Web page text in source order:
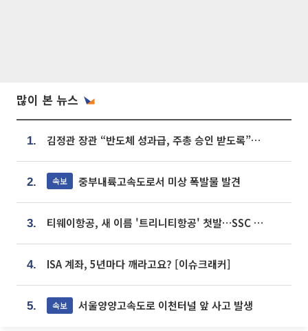
많이 본 뉴스
1. 김정관 장관 “반도체 성과급, 주총 승인 받도록”…상법·자본시장법 개정 시사
2. 속보 중부내륙고속도로서 미상 폭발물 발견
3. 티웨이항공, 새 이름 '트리니티항공' 첫발…SSC 전략 본격화
4. ISA 계좌, 5년마다 깨라고요? [이슈크래커]
5. 속보 서울양양고속도로 이천터널 앞 사고 발생